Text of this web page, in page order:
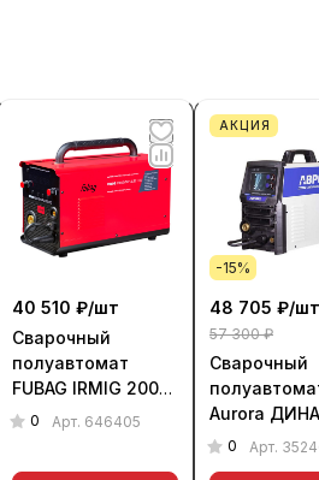
40 510 ₽/шт
Сварочный
полуавтомат
FUBAG IRMIG 200
SYN ПУЛЬС
0 Арт. 646405
АКЦИЯ
-15%
48 705 ₽/шт
57 300 ₽
Сварочный
Aurora
200
0 Арт.